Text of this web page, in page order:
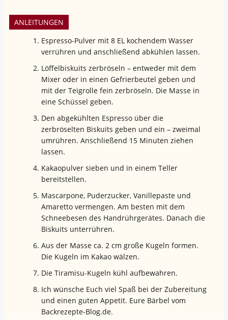
ANLEITUNGEN
Espresso-Pulver mit 8 EL kochendem Wasser
verrühren und anschließend abkühlen lassen.
Löffelbiskuits zerbröseln – entweder mit dem
Mixer oder in einen Gefrierbeutel geben und
mit der Teigrolle fein zerbröseln. Die Masse in
eine Schüssel geben.
Den abgekühlten Espresso über die
zerbröselten Biskuits geben und ein – zweimal
umrühren. Anschließend 15 Minuten ziehen
lassen.
Kakaopulver sieben und in einem Teller
bereitstellen.
Mascarpone, Puderzucker, Vanillepaste und
Amaretto vermengen. Am besten mit dem
Schneebesen des Handrührgerätes. Danach die
Biskuits unterrühren.
Aus der Masse ca. 2 cm große Kugeln formen.
Die Kugeln im Kakao wälzen.
Die Tiramisu-Kugeln kühl aufbewahren.
Ich wünsche Euch viel Spaß bei der Zubereitung
und einen guten Appetit. Eure Bärbel vom
Backrezepte-Blog.de.